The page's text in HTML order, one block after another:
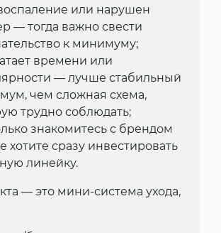
или нарушен
— тогда важно свести
к минимуму;
времени или
— лучше стабильный
чем сложная схема,
трудно соблюдать;
знакомитесь с брендом
хотите сразу инвестировать
линейку.
— это мини-система ухода,